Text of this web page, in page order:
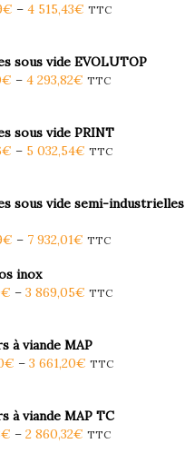
€ – 4 515,43€ TTC
sous vide EVOLUTOP
€ – 4 293,82€ TTC
sous vide PRINT
€ – 5 032,54€ TTC
sous vide semi-industrielles
€ – 7 932,01€ TTC
inox
€ – 3 869,05€ TTC
à viande MAP
€ – 3 661,20€ TTC
à viande MAP TC
€ – 2 860,32€ TTC